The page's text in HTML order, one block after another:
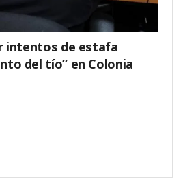
intentos de estafa
del tío” en Colonia